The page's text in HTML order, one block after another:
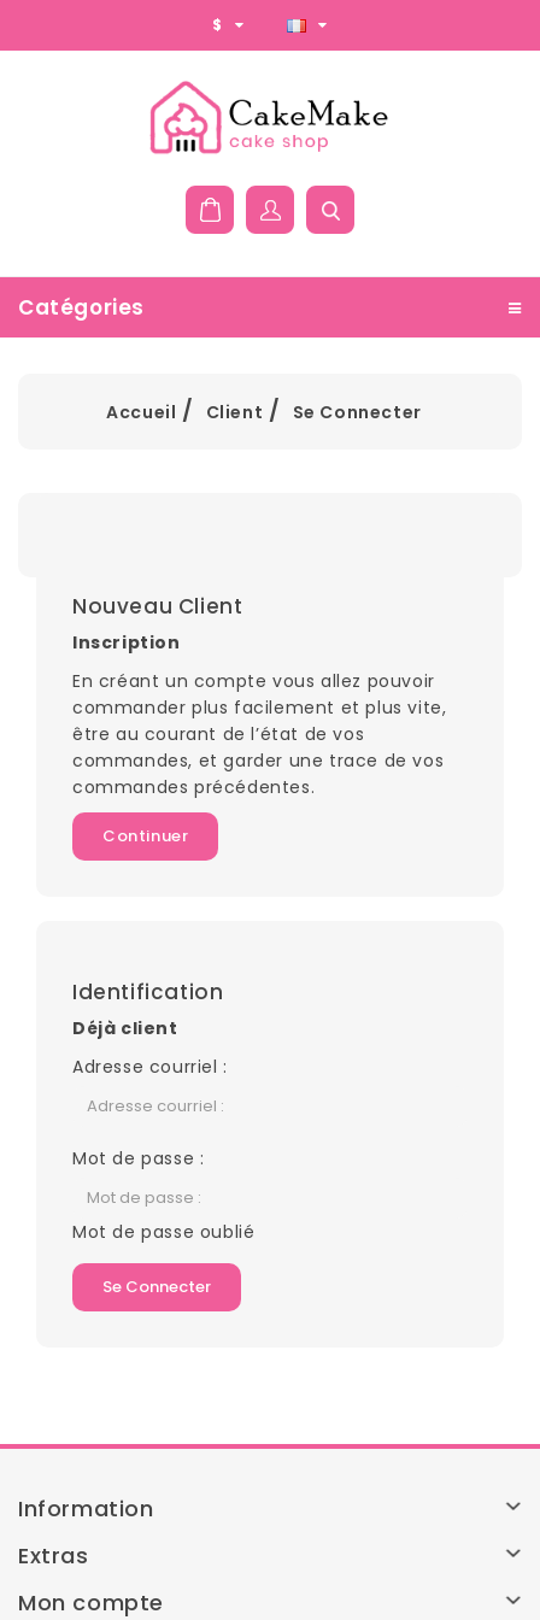
$
Catégories
Accueil Client Se Connecter
Nouveau Client
Inscription
En créant un compte vous allez pouvoir
commander plus facilement et plus vite,
être au courant de l’état de vos
commandes, et garder une trace de vos
commandes précédentes.
Continuer
Identification
Déjà client
Adresse courriel :
Mot de passe :
Mot de passe oublié
Information
Extras
Mon compte